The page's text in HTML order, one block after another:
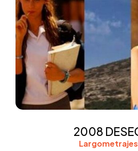
2008
Largometrajes